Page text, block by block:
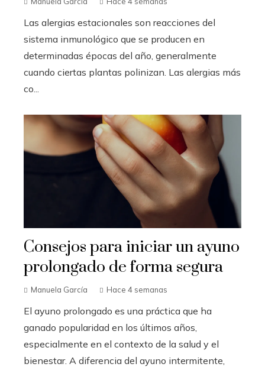
Las alergias estacionales son reacciones del
sistema inmunológico que se producen en
determinadas épocas del año, generalmente
cuando ciertas plantas polinizan. Las alergias más
co...
Consejos para iniciar un ayuno
prolongado de forma segura
Manuela García Hace 4 semanas
El ayuno prolongado es una práctica que ha
ganado popularidad en los últimos años,
especialmente en el contexto de la salud y el
bienestar. A diferencia del ayuno intermitente,